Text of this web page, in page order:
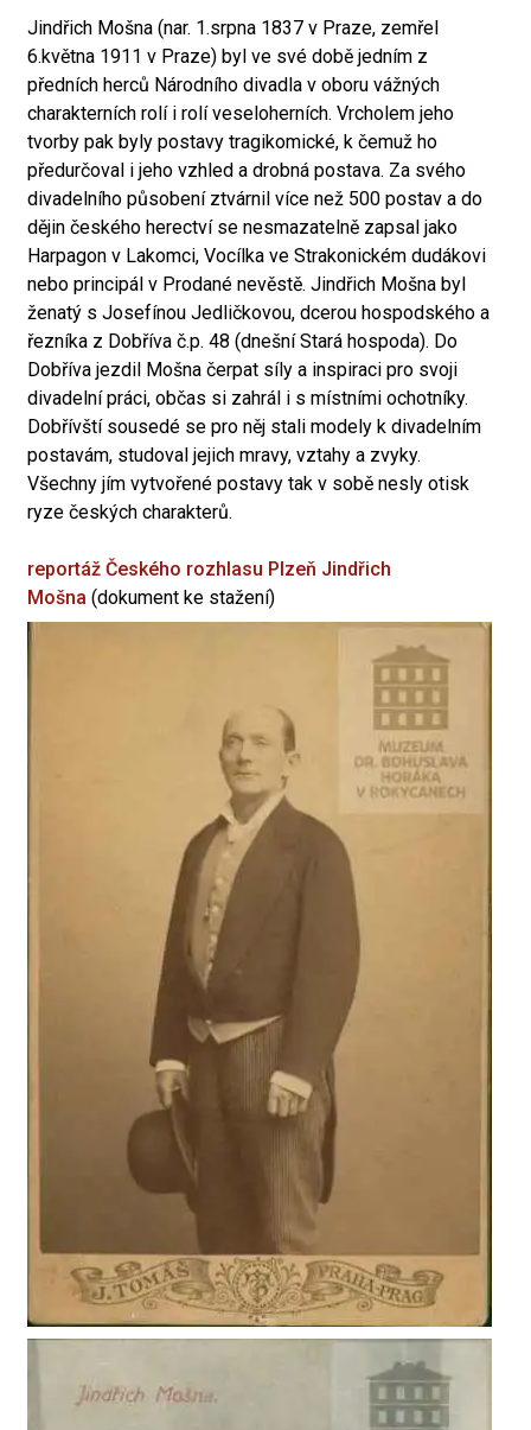
Jindřich Mošna (nar. 1.srpna 1837 v Praze, zemřel
6.května 1911 v Praze) byl ve své době jedním z
předních herců Národního divadla v oboru vážných
charakterních rolí i rolí veseloherních. Vrcholem jeho
tvorby pak byly postavy tragikomické, k čemuž ho
předurčoval i jeho vzhled a drobná postava. Za svého
divadelního působení ztvárnil více než 500 postav a do
dějin českého herectví se nesmazatelně zapsal jako
Harpagon v Lakomci, Vocílka ve Strakonickém dudákovi
nebo principál v Prodané nevěstě. Jindřich Mošna byl
ženatý s Josefínou Jedličkovou, dcerou hospodského a
řezníka z Dobříva č.p. 48 (dnešní Stará hospoda). Do
Dobříva jezdil Mošna čerpat síly a inspiraci pro svoji
divadelní práci, občas si zahrál i s místními ochotníky.
Dobřívští sousedé se pro něj stali modely k divadelním
postavám, studoval jejich mravy, vztahy a zvyky.
Všechny jím vytvořené postavy tak v sobě nesly otisk
ryze českých charakterů.
reportáž Českého rozhlasu Plzeň Jindřich
Mošna (dokument ke stažení)